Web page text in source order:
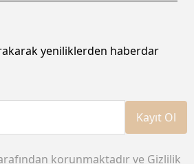
yeniliklerden haberdar
Kayıt Ol
korunmaktadır ve Gizlilik